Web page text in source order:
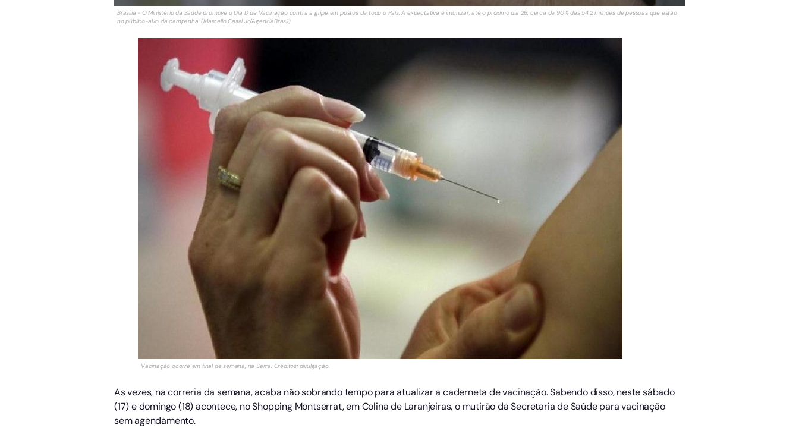
Brasília - O Ministério da Saúde promove o Dia D de Vacinação contra a gripe em postos de todo o País. A expectativa é imunizar, até o próximo dia 26, cerca de 90% das 54,2 milhões de pessoas que estão
no público-alvo da campanha. (Marcello Casal Jr/AgenciaBrasil)
Vacinação ocorre em final de semana, na Serra. Créditos: divulgação.
As vezes, na correria da semana, acaba não sobrando tempo para atualizar a caderneta de vacinação. Sabendo disso, neste sábado
(17) e domingo (18) acontece, no Shopping Montserrat, em Colina de Laranjeiras, o mutirão da Secretaria de Saúde para vacinação
sem agendamento.